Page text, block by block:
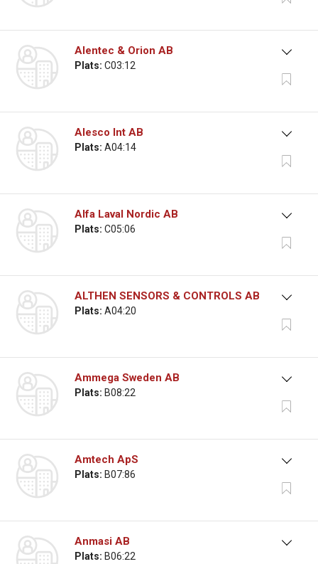
Alentec & Orion AB
Plats: C03:12
Alesco Int AB
Plats: A04:14
Alfa Laval Nordic AB
Plats: C05:06
ALTHEN SENSORS & CONTROLS AB
Plats: A04:20
Ammega Sweden AB
Plats: B08:22
Amtech ApS
Plats: B07:86
Anmasi AB
Plats: B06:22